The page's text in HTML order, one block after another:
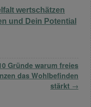
wertschätzen
und Dein Potential
Gründe warum freies
das Wohlbefinden
stärkt →